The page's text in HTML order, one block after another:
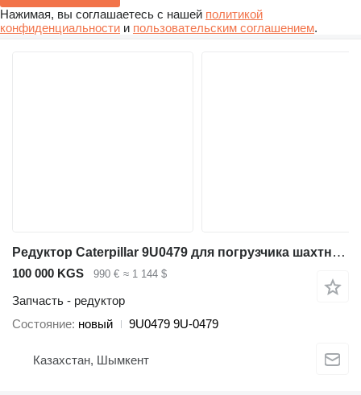
Нажимая, вы соглашаетесь с нашей политикой
конфиденциальности и пользовательским соглашением.
Редуктор Caterpillar 9U0479 для погрузчика шахтного Caterpillar R1700 II, 980F, 980F II
100 000 KGS 990 € ≈ 1 144 $
Запчасть - редуктор
Состояние новый 9U0479 9U-0479
Казахстан, Шымкент